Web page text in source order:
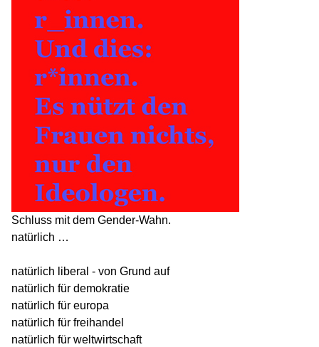
Schluss mit dem Gender-Wahn.
natürlich …
natürlich liberal - von Grund auf
natürlich für demokratie
natürlich für europa
natürlich für freihandel
natürlich für weltwirtschaft